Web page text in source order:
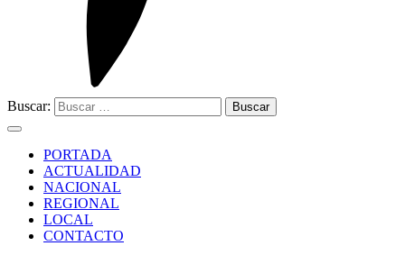
Buscar:
PORTADA
ACTUALIDAD
NACIONAL
REGIONAL
LOCAL
CONTACTO